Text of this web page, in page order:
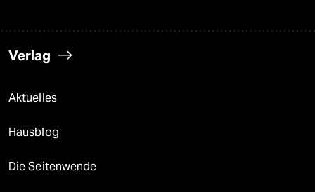
Verlag
Aktuelles
Hausblog
Die Seitenwende